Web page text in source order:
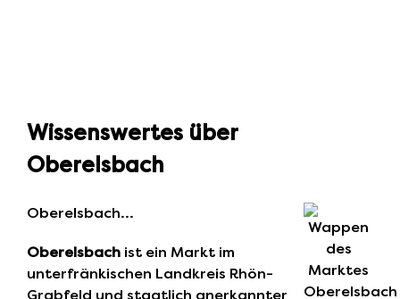
Wissenswertes über
Oberelsbach
Oberelsbach…
Oberelsbach ist ein Markt im
unterfränkischen Landkreis Rhön-
Grabfeld und staatlich anerkannter